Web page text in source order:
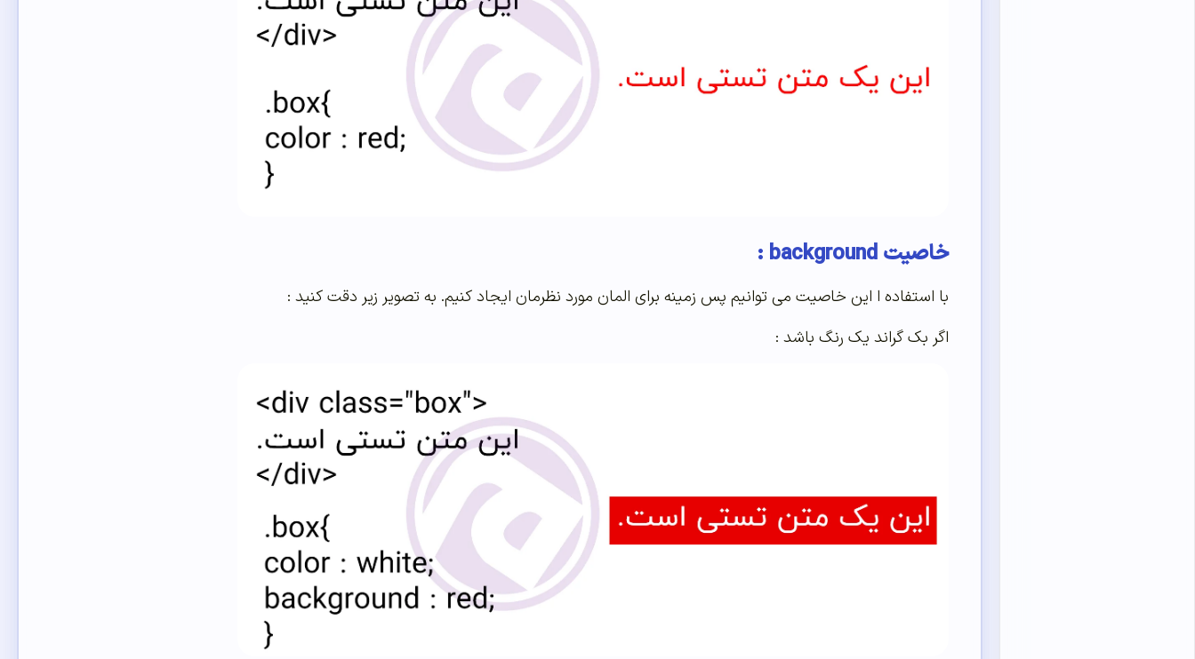
خاصیت background :
با استفاده ا این خاصیت می توانیم پس زمینه برای المان مورد نظرمان ایجاد کنیم. به تصویر زیر دقت کنید :
اگر بک گراند یک رنگ باشد :